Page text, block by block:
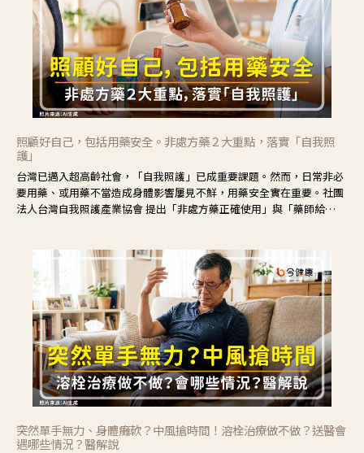
照顧好自己，包括用藥安全。非處方藥２大重點，落實「自我照
護」
台灣已邁入超高齡社會，「自我照護」已成重要課題。然而，日常非必
要用藥、或用藥不當造成身體影響屢見不鮮，用藥安全實在重要。社團
法人台灣自我照護產業協會 提出「非處方藥正確使用」與「藥師給
突然單手無力、身體癱軟？中風搶時間！溶栓治療做不做？送醫會
遇哪些情況？醫解說